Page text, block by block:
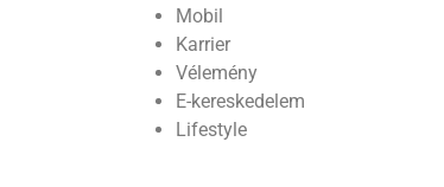
Mobil
Karrier
Vélemény
E-kereskedelem
Lifestyle